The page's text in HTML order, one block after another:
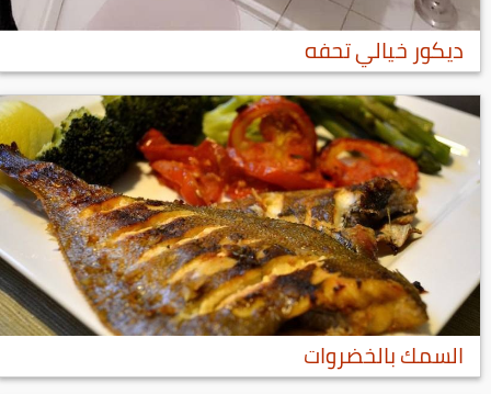
ديكور خيالي تحفه
السمك بالخضروات